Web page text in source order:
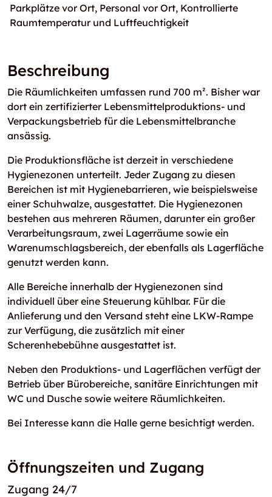
Parkplätze vor Ort, Personal vor Ort, Kontrollierte
Raumtemperatur und Luftfeuchtigkeit
Beschreibung
Die Räumlichkeiten umfassen rund 700 m². Bisher war
dort ein zertifizierter Lebensmittelproduktions- und
Verpackungsbetrieb für die Lebensmittelbranche
ansässig.
Die Produktionsfläche ist derzeit in verschiedene
Hygienezonen unterteilt. Jeder Zugang zu diesen
Bereichen ist mit Hygienebarrieren, wie beispielsweise
einer Schuhwalze, ausgestattet. Die Hygienezonen
bestehen aus mehreren Räumen, darunter ein großer
Verarbeitungsraum, zwei Lagerräume sowie ein
Warenumschlagsbereich, der ebenfalls als Lagerfläche
genutzt werden kann.
Alle Bereiche innerhalb der Hygienezonen sind
individuell über eine Steuerung kühlbar. Für die
Anlieferung und den Versand steht eine LKW-Rampe
zur Verfügung, die zusätzlich mit einer
Scherenhebebühne ausgestattet ist.
Neben den Produktions- und Lagerflächen verfügt der
Betrieb über Bürobereiche, sanitäre Einrichtungen mit
WC und Dusche sowie weitere Räumlichkeiten.
Bei Interesse kann die Halle gerne besichtigt werden.
Öffnungszeiten und Zugang
Zugang 24/7